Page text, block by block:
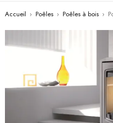
Accueil › Poêles › Poêles à bois ›